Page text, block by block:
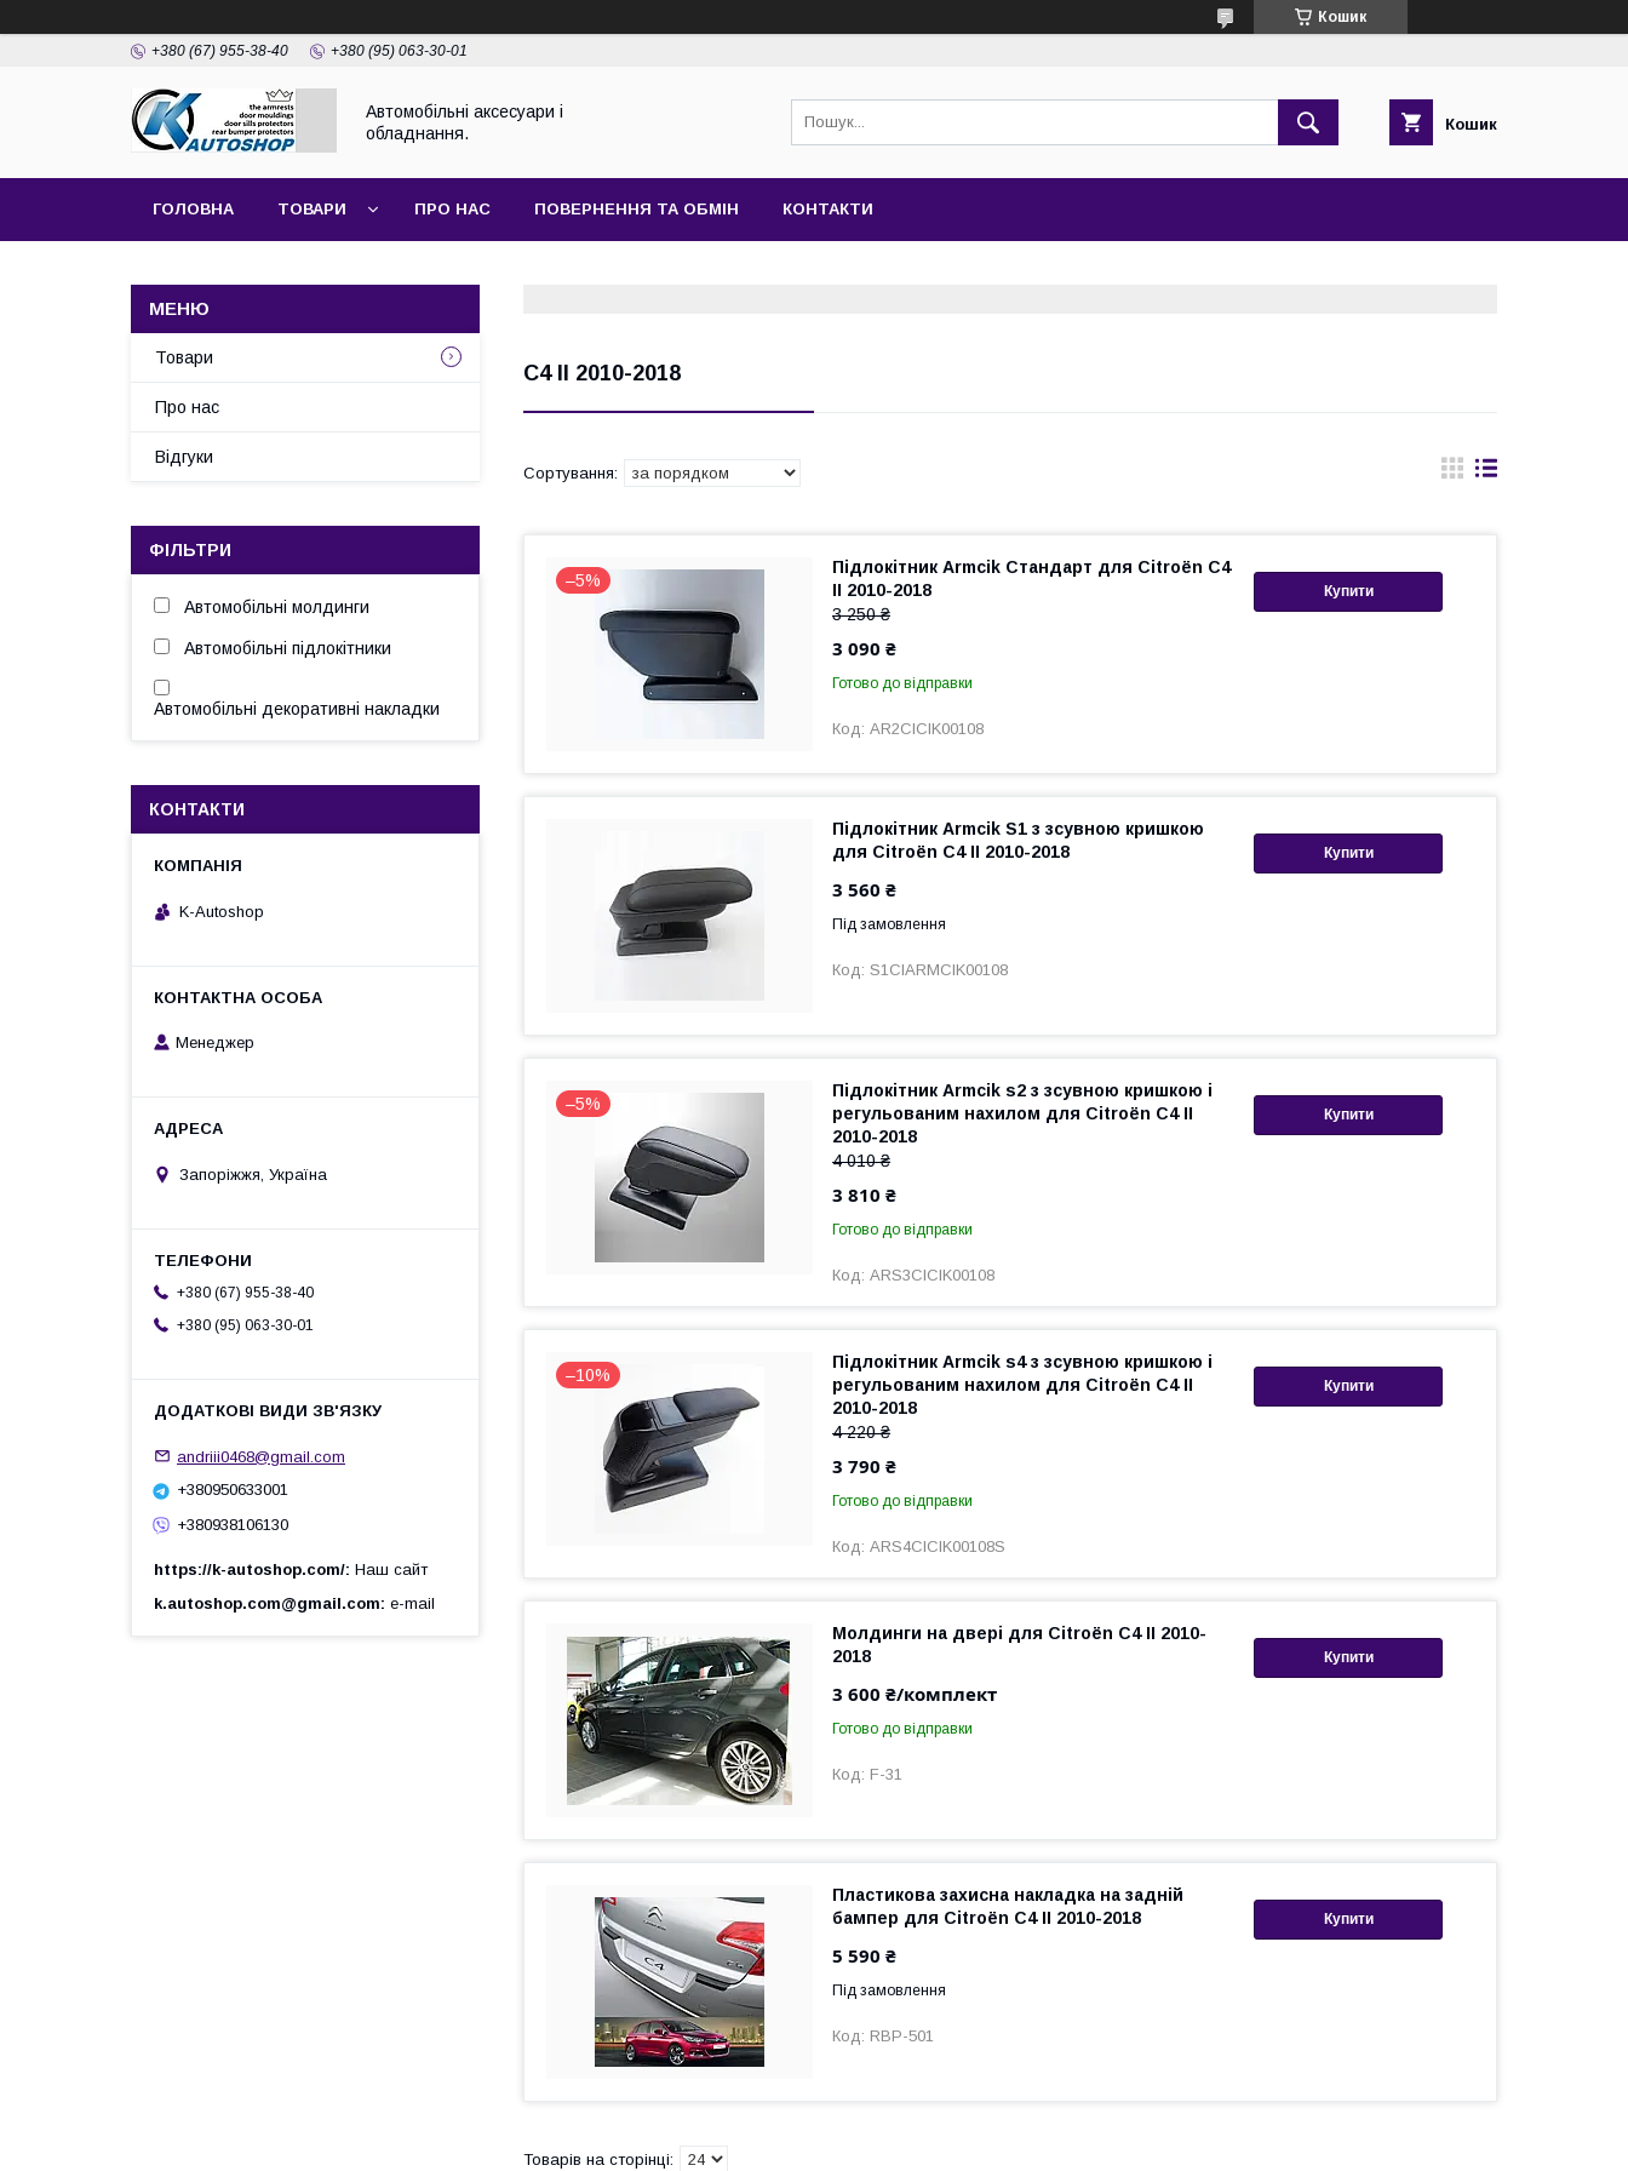
Кошик
+380 (67) 955-38-40 +380 (95) 063-30-01
Автомобільні аксесуари і
обладнання.
Кошик
ГОЛОВНА ТОВАРИ ПРО НАС ПОВЕРНЕННЯ ТА ОБМІН КОНТАКТИ
C4 II 2010-2018
–5%
Купити
Підлокітник Armcik Стандарт для Citroën C4
II 2010-2018
3 250 ₴
3 090 ₴
Готово до відправки
AR2CICIK00108
Купити
Підлокітник Armcik S1 з зсувною кришкою
для Citroën C4 II 2010-2018
3 560 ₴
Під замовлення
S1CIARMCIK00108
–5%
Купити
Підлокітник Armcik s2 з зсувною кришкою і
регульованим нахилом для Citroën C4 II
2010-2018
4 010 ₴
3 810 ₴
Готово до відправки
ARS3CICIK00108
–10%
Купити
Підлокітник Armcik s4 з зсувною кришкою і
регульованим нахилом для Citroën C4 II
2010-2018
4 220 ₴
3 790 ₴
Готово до відправки
ARS4CICIK00108S
Купити
Молдинги на двері для Citroën C4 II 2010-
2018
3 600 ₴/комплект
Готово до відправки
F-31
Купити
Пластикова захисна накладка на задній
бампер для Citroën C4 II 2010-2018
5 590 ₴
Під замовлення
RBP-501
Товари
Про нас
Відгуки
ФІЛЬТРИ
Автомобільні молдинги
Автомобільні підлокітники
Автомобільні декоративні накладки
КОНТАКТИ
K-Autoshop
Менеджер
Запоріжжя, Україна
+380 (67) 955-38-40
+380 (95) 063-30-01
andriii0468@gmail.com
+380950633001
+380938106130
https://k-autoshop.com/ Наш сайт
k.autoshop.com@gmail.com e-mail